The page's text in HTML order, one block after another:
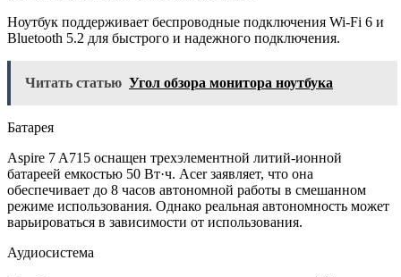
Ноутбук поддерживает беспроводные подключения Wi-Fi 6 и
Bluetooth 5.2 для быстрого и надежного подключения.
Читать статью Угол обзора монитора ноутбука
Батарея
Aspire 7 A715 оснащен трехэлементной литий-ионной
батареей емкостью 50 Вт·ч. Acer заявляет, что она
обеспечивает до 8 часов автономной работы в смешанном
режиме использования. Однако реальная автономность может
варьироваться в зависимости от использования.
Аудиосистема